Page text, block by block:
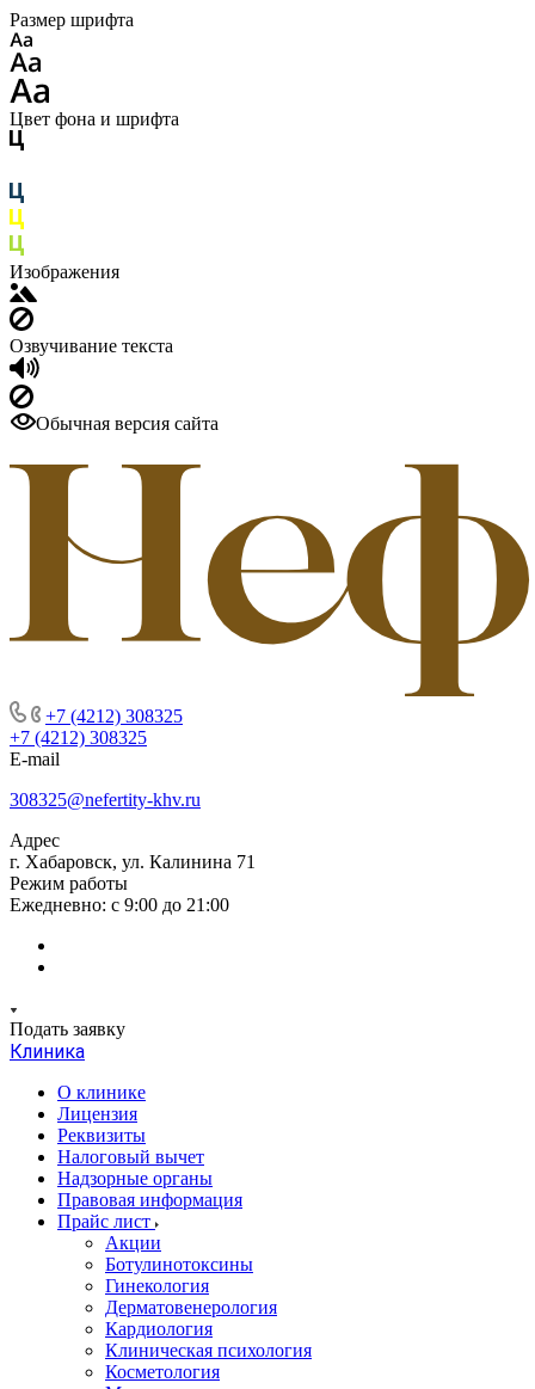
Размер шрифта
Цвет фона и шрифта
Изображения
Озвучивание текста
Обычная версия сайта
+7 (4212) 308325
+7 (4212) 308325
E-mail
308325@nefertity-khv.ru
Адрес
г. Хабаровск, ул. Калинина 71
Режим работы
Ежедневно: с 9:00 до 21:00
Подать заявку
Клиника
О клинике
Лицензия
Реквизиты
Налоговый вычет
Надзорные органы
Правовая информация
Прайс лист
Акции
Ботулинотоксины
Гинекология
Дерматовенерология
Кардиология
Клиническая психология
Косметология